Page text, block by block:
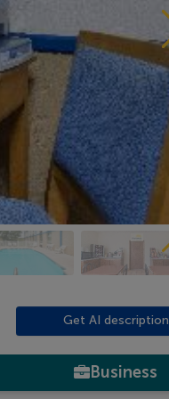
Get AI description
Business